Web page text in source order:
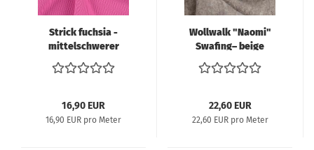
Strick fuchsia -
mittelschwerer
Strickstoff aus
Baumwolle
16,90 EUR
16,90 EUR pro Meter
Wollwalk "Naomi"
Swafing– beige
meliert
22,60 EUR
22,60 EUR pro Meter